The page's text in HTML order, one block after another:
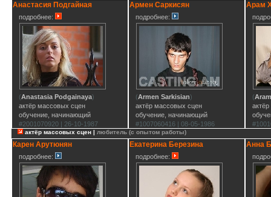
Анастасия Подгайная
подробнее:
(Anastasia Podgainaya)
актёр массовых сцен
обучение, начинающий
#2001070920 | 26-10-1987
Армен Саркисян
подробнее:
(Armen Sarkisian)
актёр массовых сцен
обучение, начинающий
#1007060416 | 08-05-1986
Арам
(
актёр массовых сцен | любитель (с опытом работы)
Карен Арутюнян
подробнее:
Екатерина Березина
подробнее:
Анна